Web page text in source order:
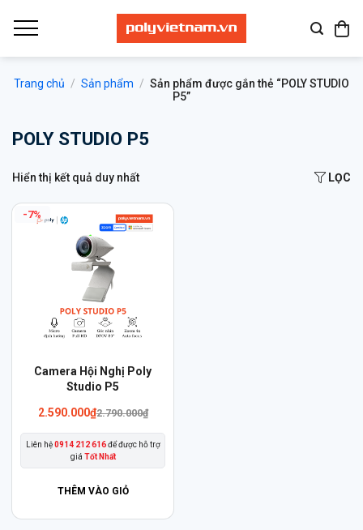
qua
Trang chủ / Sản phẩm / Sản phẩm được gắn thẻ “POLY STUDIO
P5”
POLY STUDIO P5
Hiển thị kết quả duy nhất LỌC
-7%
Camera Hội Nghị Poly
Studio P5
2.790.000₫
Giá
2.790.000₫.
2.590.000₫Giá
là:
2.590.000₫.
Liên hệ0914 212 616để được hỗ trợ
giá Tốt Nhất
THÊM VÀO GIỎ